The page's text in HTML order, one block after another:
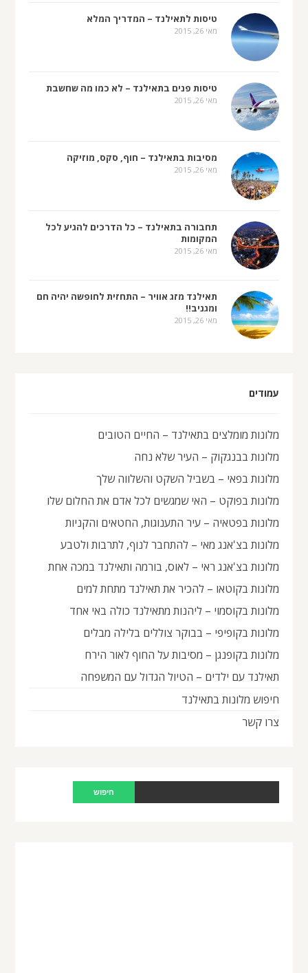
טיסות לתאילנד – המדריך המלא
מאי 26, 2015
טיסות פנים בתאילנד – לא כמו מה שחשבת
מאי 26, 2015
מסיבות בתאילנד – חוף, סקס, מוזיקה
מאי 26, 2015
תחבורה בתאילנד – כל הדרכים להגיע לכל
המקומות
מאי 26, 2015
תאילנד מזג אוויר – התחזית לחופשה יהיה חם
ומגניב!!
מאי 26, 2015
עמודים
מלונות מומלצים בתאילנד – החיים הטובים
מלונות בבנגקוק – העיר שלא נחה
מלונות בפאי – בשביל השקט והשלווה שלך
מלונות בפוקט – האי שמגשים לכל אדם את החלום שלו
מלונות בפטאיה – עיר התענוגות, החטאים והקניות
מלונות בצ'אנג מאי – להתחבר לנוף, לתרבות ולטבע
מלונות בצ'אנג ראי – לאוס, בורמה ותאילנד במכה אחת
מלונות בקוטאו – להכיר את תאילנד מתחת למים
מלונות בקוסמוי – ליהנות מתאילנד כולה באי אחד
מלונות בקופיפי – בבוקר צוללים בלילה מבלים
מלונות בקופנגן – מסיבות על החוף לאור הירח
תאילנד עם ילדים – הטיול הגדול עם המשפחה
חיפוש מלונות בתאילנד
צרו קשר